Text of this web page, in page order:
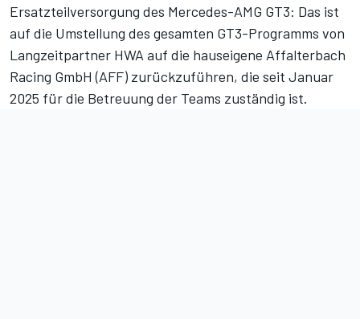
Ersatzteilversorgung des Mercedes-AMG GT3: Das ist
auf die Umstellung des gesamten GT3-Programms von
Langzeitpartner HWA auf die hauseigene Affalterbach
Racing GmbH (AFF) zurückzuführen, die seit Januar
2025 für die Betreuung der Teams zuständig ist.